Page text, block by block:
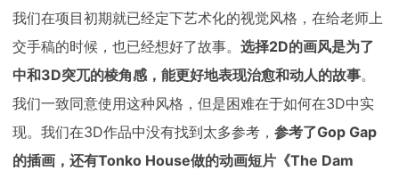
我们在项目初期就已经定下艺术化的视觉风格，在给老师上
交手稿的时候，也已经想好了故事。 选择2D的画风是为了
中和3D突兀的棱角感，能更好地表现治愈和动人的故事。
我们一致同意使用这种风格，但是困难在于如何在3D中实
现。我们在3D作品中没有找到太多参考， 参考了Gop Gap
的插画，还有Tonko House做的动画短片《The Dam